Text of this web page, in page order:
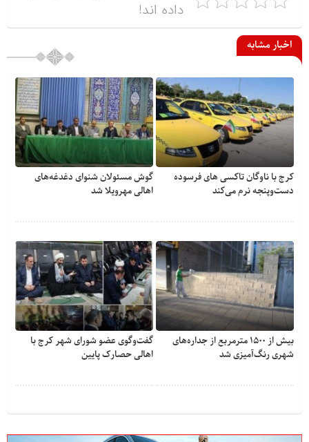
داده اند!
اخبار مشابه
کرج با ناوگان تاکسی های فرسوده
دست‌وپنجه نرم می‌کند
گوش مسئولان شنوای دغدغه‎‌های
اهالی مهرویلا شد
بیش از ۱۵۰۰ مترمربع از جداره‌های
شهری رنگ‌آمیزی شد
گفت‌وگوی عضو شورای شهر کرج با
اهالی حصارک پایین